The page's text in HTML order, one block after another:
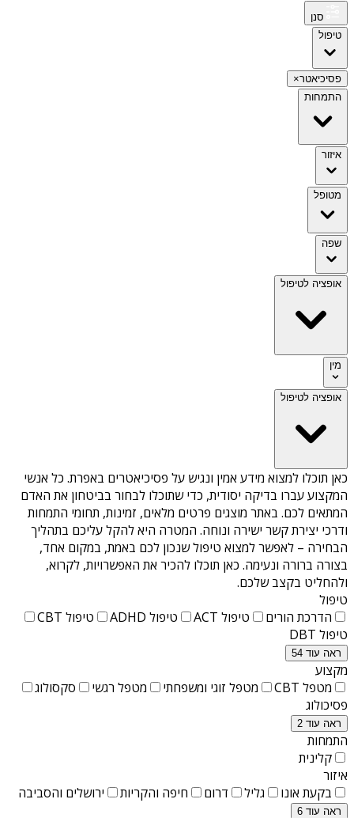
סנן
טיפול
פסיכיאטר×
התמחות
איזור
מטופל
שפה
אופציה לטיפול
מין
אופציה לטיפול
כאן תוכלו למצוא מידע אמין ונגיש על פסיכיאטרים באפרת. כל אנשי
המקצוע עברו בדיקה יסודית, כדי שתוכלו לבחור בביטחון את האדם
המתאים לכם. באתר מוצגים פרטים מלאים, זמינות, תחומי התמחות
ודרכי יצירת קשר ישירה ונוחה. המטרה היא להקל עליכם בתהליך
הבחירה – לאפשר למצוא טיפול שנכון לכם באמת, במקום אחד,
בצורה ברורה ונעימה. כאן תוכלו להכיר את האפשרויות, לקרוא,
ולהחליט בקצב שלכם.
טיפול
הדרכת הורים
טיפול ACT טיפול ADHD
טיפול CBT
טיפול DBT
ראה עוד 54
מקצוע
מטפל CBT
מטפל זוגי ומשפחתי מטפל רגשי
סקסולוג
פסיכולוג
ראה עוד 2
התמחות
קלינית
איזור
בקעת אונו
גליל דרום חיפה והקריות ירושלים והסביבה
ראה עוד 6